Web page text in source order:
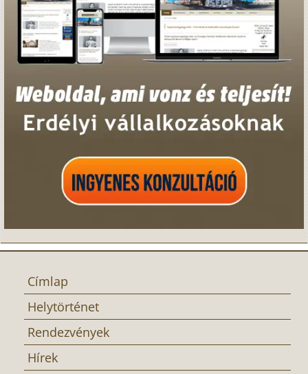
Címlap
Helytörténet
Rendezvények
Hírek